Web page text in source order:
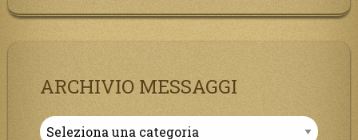
ARCHIVIO MESSAGGI
Archivio